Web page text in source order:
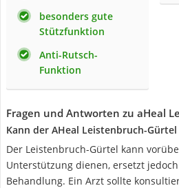
besonders gute
Stützfunktion
Anti-Rutsch-
Funktion
Fragen und Antworten zu aHeal
Kann der AHeal Leistenbruch-
Der Leistenbruch-Gürtel kann
Unterstützung dienen, ersetzt
Behandlung. Ein Arzt sollte